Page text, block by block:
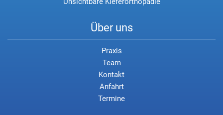
Über uns
Praxis
Team
Kontakt
Anfahrt
Termine